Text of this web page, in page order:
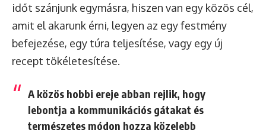
időt szánjunk egymásra, hiszen van egy közös cél,
amit el akarunk érni, legyen az egy festmény
befejezése, egy túra teljesítése, vagy egy új
recept tökéletesítése.
A közös hobbi ereje abban rejlik, hogy
lebontja a kommunikációs gátakat és
természetes módon hozza közelebb